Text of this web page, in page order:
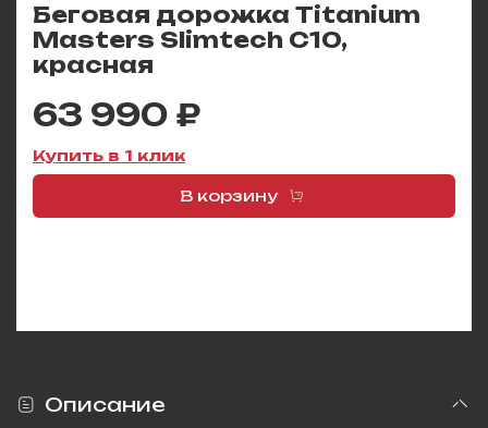
Беговая дорожка Titanium
Masters Slimtech C10,
красная
63 990 ₽
Купить в 1 клик
В корзину
Описание